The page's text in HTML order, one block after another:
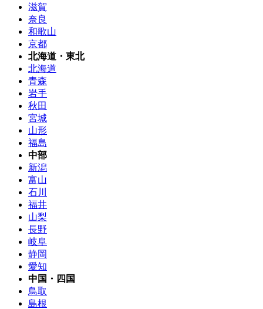
滋賀
奈良
和歌山
京都
北海道・東北
北海道
青森
岩手
秋田
宮城
山形
福島
中部
新潟
富山
石川
福井
山梨
長野
岐阜
静岡
愛知
中国・四国
鳥取
島根